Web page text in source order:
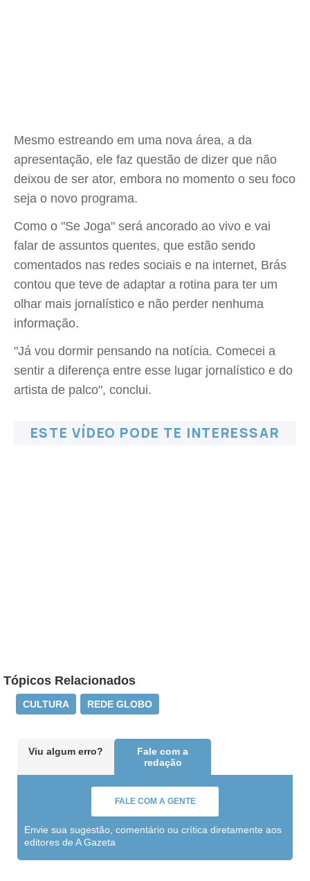
Mesmo estreando em uma nova área, a da
apresentação, ele faz questão de dizer que não
deixou de ser ator, embora no momento o seu foco
seja o novo programa.
Como o "Se Joga" será ancorado ao vivo e vai
falar de assuntos quentes, que estão sendo
comentados nas redes sociais e na internet, Brás
contou que teve de adaptar a rotina para ter um
olhar mais jornalístico e não perder nenhuma
informação.
"Já vou dormir pensando na notícia. Comecei a
sentir a diferença entre esse lugar jornalístico e do
artista de palco", conclui.
ESTE VÍDEO PODE TE INTERESSAR
Tópicos Relacionados
CULTURA REDE GLOBO
Viu algum erro?
Fale com a
redação
FALE COM A GENTE
Envie sua sugestão, comentário ou crítica diretamente aos
editores de A Gazeta